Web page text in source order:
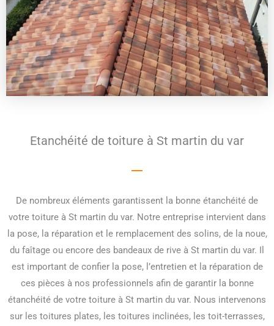
Etanchéité de toiture à St martin du var
De nombreux éléments garantissent la bonne étanchéité de
votre toiture à St martin du var. Notre entreprise intervient dans
la pose, la réparation et le remplacement des solins, de la noue,
du faîtage ou encore des bandeaux de rive à St martin du var. Il
est important de confier la pose, l’entretien et la réparation de
ces pièces à nos professionnels afin de garantir la bonne
étanchéité de votre toiture à St martin du var. Nous intervenons
sur les toitures plates, les toitures inclinées, les toit-terrasses,